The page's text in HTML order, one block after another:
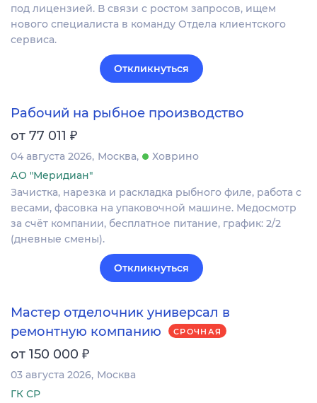
под лицензией. В связи с ростом запросов, ищем
нового специалиста в команду Отдела клиентского
сервиса.
Откликнуться
Рабочий на рыбное производство
от 77 011 ₽
04 августа 2026 Москва
Ховрино
АО "Меридиан"
Зачистка, нарезка и раскладка рыбного филе, работа с
весами, фасовка на упаковочной машине. Медосмотр
за счёт компании, бесплатное питание, график: 2/2
(дневные смены).
Откликнуться
Мастер отделочник универсал в
ремонтную компанию
СРОЧНАЯ
от 150 000 ₽
03 августа 2026 Москва
ГК СР